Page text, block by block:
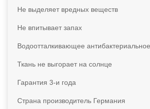
Не выделяет вредных веществ
Не впитывает запах
Водоотталкивающее
Ткань не выгорает на солнце
Гарантия 3-и года
Страна производитель Германия